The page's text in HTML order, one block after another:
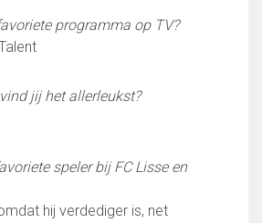
bijdrage
Loo
programma op TV?
jij het allerleukst?
speler bij FC Lisse en
hij verdediger is, net